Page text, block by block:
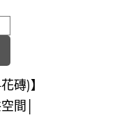
分鐘
磚)】
間│